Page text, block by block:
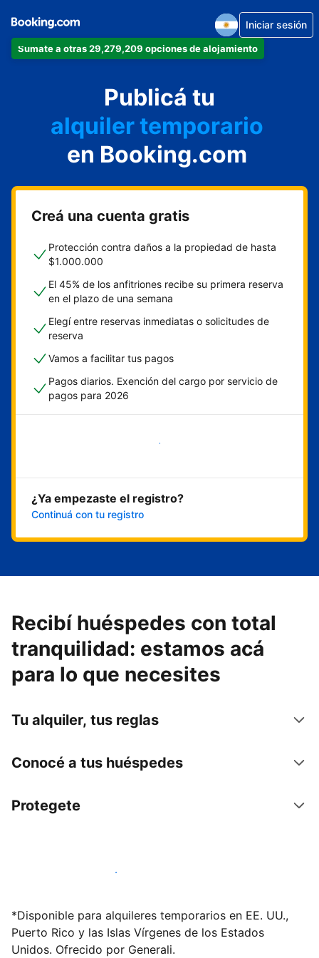
Sumate a otras 29,279,209 opciones de alojamiento
Iniciar sesión
Publicá tu
departamento
hotel
alquiler temporario
cabaña
aparthotel
en Booking.com
Creá una cuenta gratis
Protección contra daños a la propiedad de hasta
$1.000.000
El 45% de los anfitriones recibe su primera reserva
en el plazo de una semana
Elegí entre reservas inmediatas o solicitudes de
reserva
Vamos a facilitar tus pagos
Pagos diarios. Exención del cargo por servicio de
pagos para 2026
Empezar ahora
¿Ya empezaste el registro?
Continuá con tu registro
Recibí huéspedes con total
tranquilidad: estamos acá
para lo que necesites
Tu alquiler, tus reglas
Conocé a tus huéspedes
Protegete
Publicá en nuestra plataforma hoy
*Disponible para alquileres temporarios en EE. UU.,
Puerto Rico y las Islas Vírgenes de los Estados
Unidos. Ofrecido por Generali.